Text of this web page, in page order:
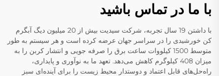
با ما در تماس باشید
با داشتن 19 سال تجربه، شرکت سیدیت بیش از 20 میلیون دیگ آبگرم
کن خورشیدی را در سراسر جهان عرضه کرده است و هر سیستم به طور
متوسط 1500 کیلووات ساعت برق را صرفه جویی و انتشار کربن را به
میزان 408 کیلوگرم کاهش می‌دهد. تعهد ما به نوآوری و پایداری،
راه‌حل‌های قابل اعتماد و دوستدار محیط زیست را برای آینده‌ای سبز